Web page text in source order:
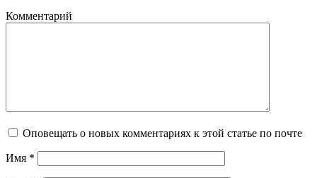
Комментарий
Оповещать о новых комментариях к этой статье по почте
Имя *